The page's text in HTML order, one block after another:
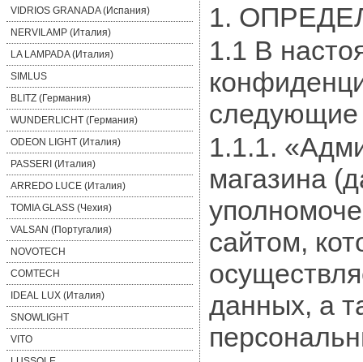
VIDRIOS GRANADA (Испания)
NERVILAMP (Италия)
LA LAMPADA (Италия)
SIMLUS
BLITZ (Германия)
WUNDERLICHT (Германия)
ODEON LIGHT (Италия)
PASSERI (Италия)
ARREDO LUCE (Италия)
TOMIA GLASS (Чехия)
VALSAN (Португалия)
NOVOTECH
COMTECH
IDEAL LUX (Италия)
SNOWLIGHT
VITO
1.
1.1 В
1.1.1.
магазина
сайтом,
данных, а